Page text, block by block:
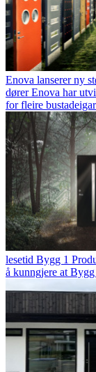
Enova lanserer ny
dørerEnova har
for fleire
lesetid Bygg 1
å kunngjere at